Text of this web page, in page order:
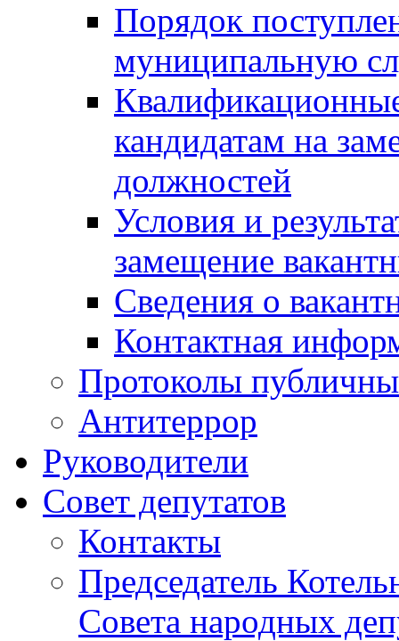
Порядок
муниципальную
кандидатам на
должностей
Условия и
замещение
Сведения о
Контактная
Протоколы
Антитеррор
Руководители
Совет депутатов
Контакты
Председатель
Совета народных